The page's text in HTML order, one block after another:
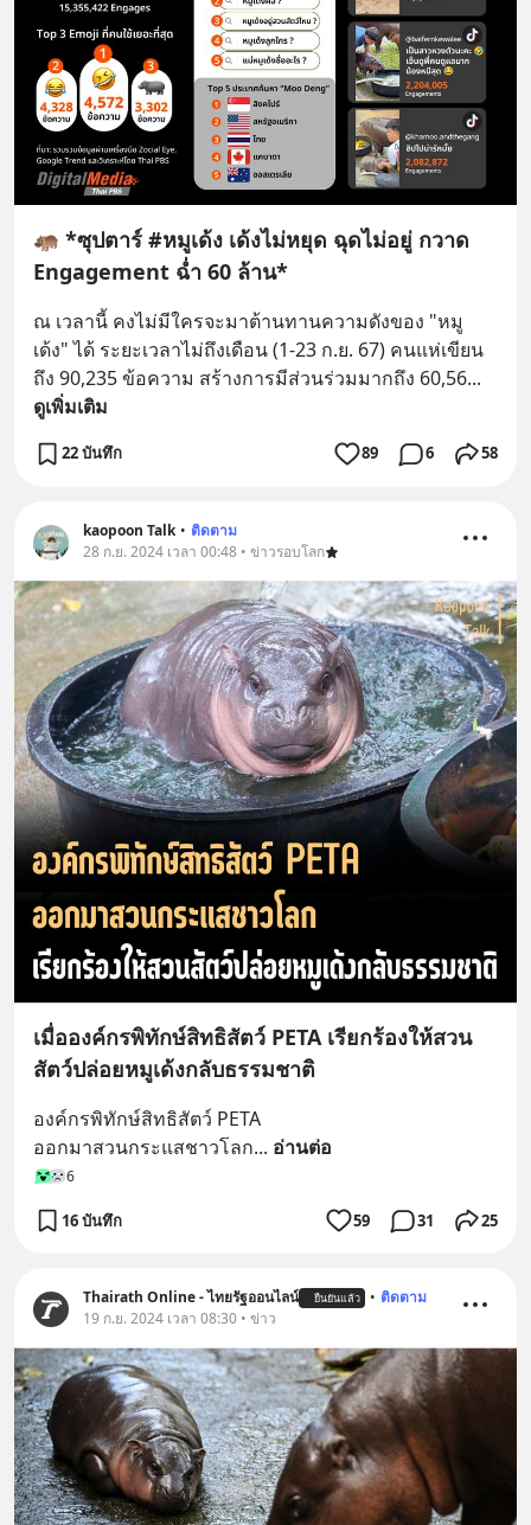
🦛 *ซุปตาร์ #หมูเด้ง เด้งไม่หยุด ฉุดไม่อยู่ กวาด
Engagement ฉ่ำ 60 ล้าน*
ณ เวลานี้ คงไม่มีใครจะมาต้านทานความดังของ "หมู
เด้ง" ได้ ระยะเวลาไม่ถึงเดือน (1-23 ก.ย. 67) คนแห่เขียน
ถึง 90,235 ข้อความ สร้างการมีส่วนร่วมมากถึง 60,56...
ดูเพิ่มเติม
22 บันทึก 89 6 58
kaopoon Talk • ติดตาม
28 ก.ย. 2024 เวลา 00:48 • ข่าวรอบโลก
เมื่อองค์กรพิทักษ์สิทธิสัตว์ PETA เรียกร้องให้สวน
สัตว์ปล่อยหมูเด้งกลับธรรมชาติ
องค์กรพิทักษ์สิทธิสัตว์ PETA
ออกมาสวนกระแสชาวโลก... อ่านต่อ
6
16 บันทึก 59 31 25
Thairath Online - ไทยรัฐออนไลน์ ยืนยันแล้ว • ติดตาม
19 ก.ย. 2024 เวลา 08:30 • ข่าว